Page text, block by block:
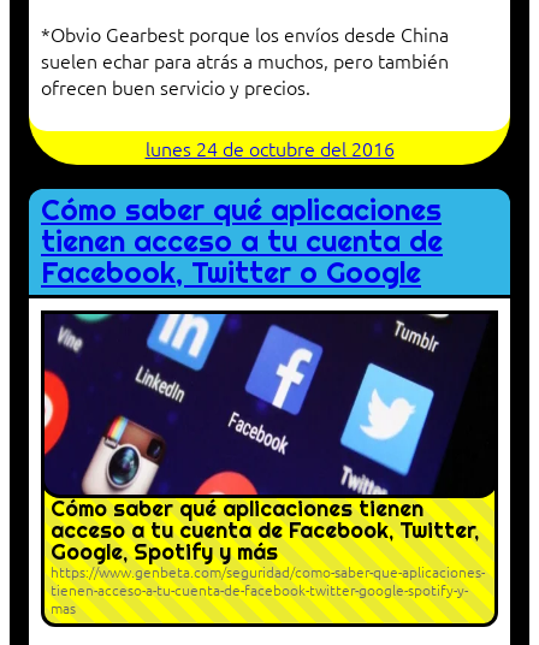
*Obvio Gearbest porque los envíos desde China
suelen echar para atrás a muchos, pero también
ofrecen buen servicio y precios.
lunes 24 de octubre del 2016
Cómo saber qué aplicaciones
tienen acceso a tu cuenta de
Facebook, Twitter o Google
Cómo saber qué aplicaciones tienen
acceso a tu cuenta de Facebook, Twitter,
Google, Spotify y más
https://www.genbeta.com/seguridad/como-saber-que-aplicaciones-
tienen-acceso-a-tu-cuenta-de-facebook-twitter-google-spotify-y-
mas